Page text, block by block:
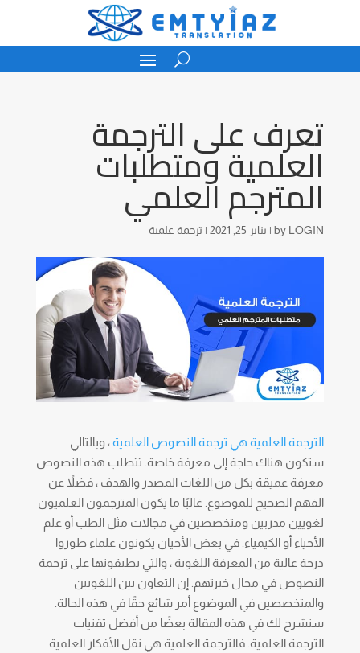
تعرف على الترجمة
العلمية ومتطلبات
المترجم العلمي
by LOGIN
| يناير 25, 2021 | ترجمة علمية
الترجمة العلمية هي ترجمة النصوص العلمية، وبالتالي
ستكون هناك حاجة إلى معرفة خاصة. تتطلب هذه النصوص
معرفة عميقة بكل من اللغات المصدر والهدف ، فضلاً عن
الفهم الصحيح للموضوع. غالبًا ما يكون المترجمون العلميون
لغويين مدربين ومتخصصين في مجالات مثل الطب أو علم
الأحياء أو الكيمياء. في بعض الأحيان يكونون علماء طوروا
درجة عالية من المعرفة اللغوية ، والتي يطبقونها على ترجمة
النصوص في مجال خبرتهم. إن التعاون بين اللغويين
والمتخصصين في الموضوع أمر شائع حقًا في هذه الحالة.
سنشرح لك في هذه المقالة بعضًا من أفضل تقنيات
الترجمة العلمية. فالترجمة العلمية هي نقل الأفكار العلمية